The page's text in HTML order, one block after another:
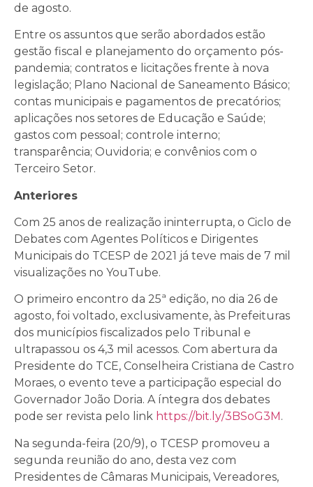
de agosto.
Entre os assuntos que serão abordados estão
gestão fiscal e planejamento do orçamento pós-
pandemia; contratos e licitações frente à nova
legislação; Plano Nacional de Saneamento Básico;
contas municipais e pagamentos de precatórios;
aplicações nos setores de Educação e Saúde;
gastos com pessoal; controle interno;
transparência; Ouvidoria; e convênios com o
Terceiro Setor.
Anteriores
Com 25 anos de realização ininterrupta, o Ciclo de
Debates com Agentes Políticos e Dirigentes
Municipais do TCESP de 2021 já teve mais de 7 mil
visualizações no YouTube.
O primeiro encontro da 25ª edição, no dia 26 de
agosto, foi voltado, exclusivamente, às Prefeituras
dos municípios fiscalizados pelo Tribunal e
ultrapassou os 4,3 mil acessos. Com abertura da
Presidente do TCE, Conselheira Cristiana de Castro
Moraes, o evento teve a participação especial do
Governador João Doria. A íntegra dos debates
pode ser revista pelo link https://bit.ly/3BSoG3M .
Na segunda-feira (20/9), o TCESP promoveu a
segunda reunião do ano, desta vez com
Presidentes de Câmaras Municipais, Vereadores,